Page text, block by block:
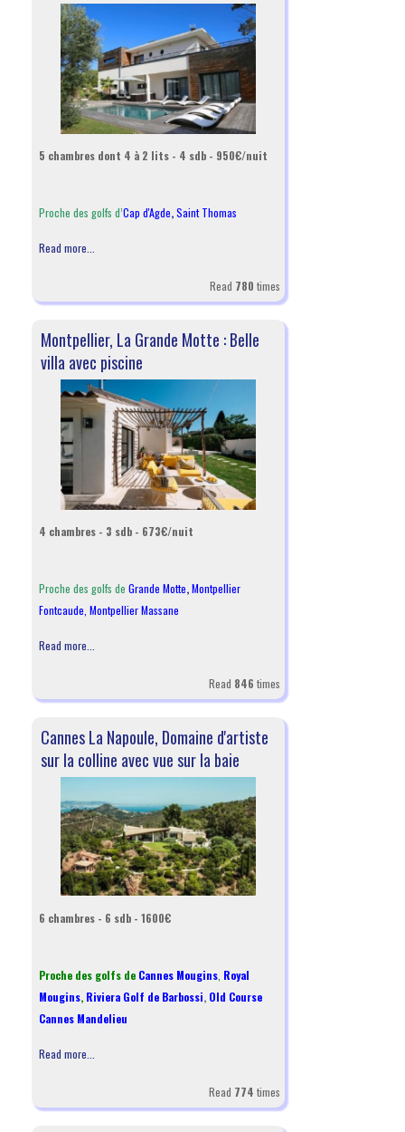
5 chambres dont 4 à 2 lits - 4 sdb - 950€/nuit
Proche des golfs d’Cap d'Agde,Saint Thomas
Read more...
Read 780 times
Montpellier, La Grande Motte : Belle
villa avec piscine
4 chambres - 3 sdb - 673€/nuit
Proche des golfs de Grande Motte,Montpellier
Fontcaude Montpellier Massane
Read more...
Read 846 times
Cannes La Napoule, Domaine d'artiste
sur la colline avec vue sur la baie
6 chambres - 6 sdb - 1600€
Proche des golfs de Cannes Mougins, Royal
Mougins, Riviera Golf de Barbossi, Old Course
Cannes Mandelieu
Read more...
Read 774 times